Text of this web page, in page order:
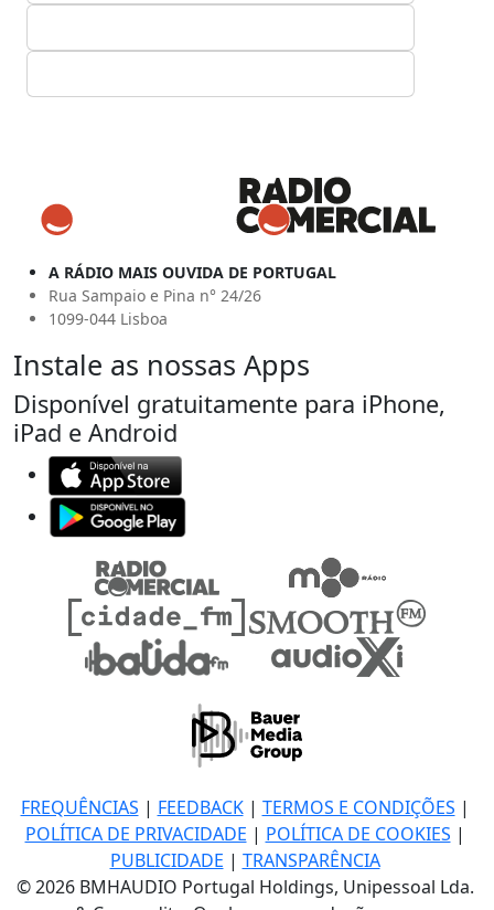
A RÁDIO MAIS OUVIDA DE PORTUGAL
Rua Sampaio e Pina n° 24/26
1099-044 Lisboa
Instale as nossas Apps
Disponível gratuitamente para iPhone,
iPad e Android
FREQUÊNCIAS | FEEDBACK| TERMOS E CONDIÇÕES |
POLÍTICA DE PRIVACIDADE | POLÍTICA DE COOKIES |
PUBLICIDADE | TRANSPARÊNCIA
© 2026 BMHAUDIO Portugal Holdings, Unipessoal Lda.